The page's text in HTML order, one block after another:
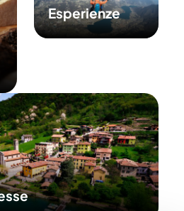
Esperienze